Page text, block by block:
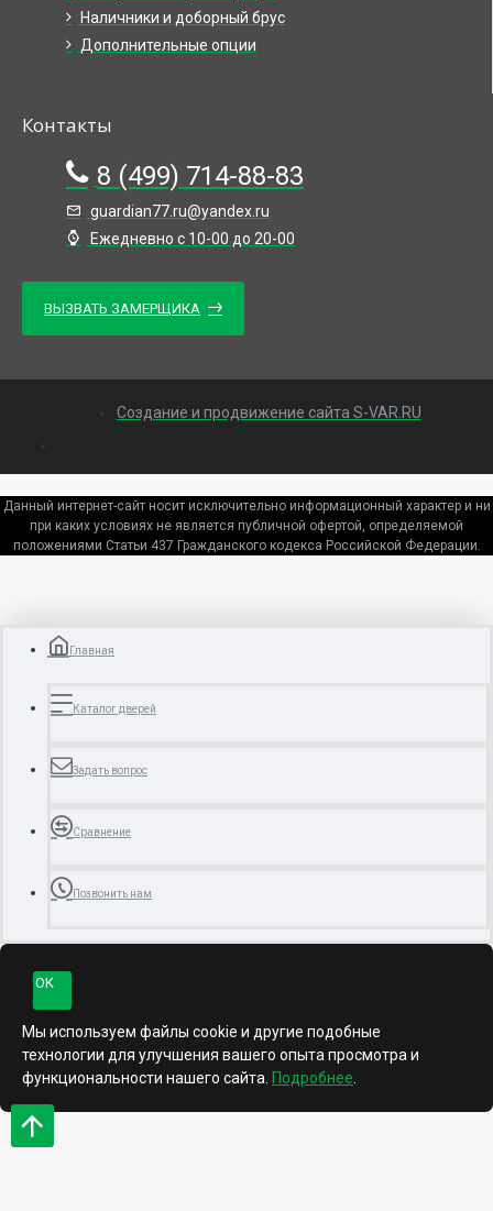
Наличники и доборный брус
Дополнительные опции
Контакты
8 (499) 714-88-83
guardian77.ru@yandex.ru
Ежедневно с 10-00 до 20-00
ВЫЗВАТЬ ЗАМЕРЩИКА
Создание и продвижение сайта S-VAR.RU
Данный интернет-сайт носит исключительно информационный характер и ни
при каких условиях не является публичной офертой, определяемой
положениями Статьи 437 Гражданского кодекса Российской Федерации.
Главная
Каталог дверей
Задать вопрос
Сравнение
Позвонить нам
OK
Мы используем файлы cookie и другие подобные
технологии для улучшения вашего опыта просмотра и
функциональности нашего сайта. Подробнее